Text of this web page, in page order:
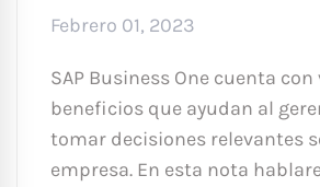
Febrero 01, 2023
SAP Business One cuenta
beneficios que ayudan al
tomar decisiones relevantes
empresa. En esta nota